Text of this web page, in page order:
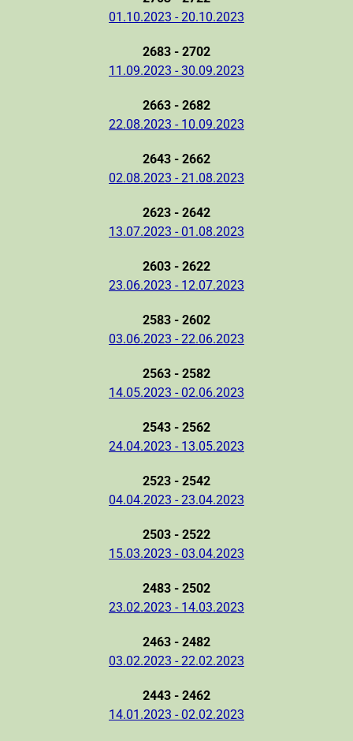
01.10.2023 - 20.10.2023
2683 - 2702
11.09.2023 - 30.09.2023
2663 - 2682
22.08.2023 - 10.09.2023
2643 - 2662
02.08.2023 - 21.08.2023
2623 - 2642
13.07.2023 - 01.08.2023
2603 - 2622
23.06.2023 - 12.07.2023
2583 - 2602
03.06.2023 - 22.06.2023
2563 - 2582
14.05.2023 - 02.06.2023
2543 - 2562
24.04.2023 - 13.05.2023
2523 - 2542
04.04.2023 - 23.04.2023
2503 - 2522
15.03.2023 - 03.04.2023
2483 - 2502
23.02.2023 - 14.03.2023
2463 - 2482
03.02.2023 - 22.02.2023
2443 - 2462
14.01.2023 - 02.02.2023